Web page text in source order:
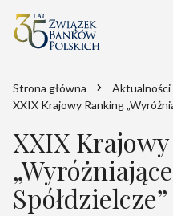
Strona główna Aktualności
XXIX Krajowy Ranking
XXIX